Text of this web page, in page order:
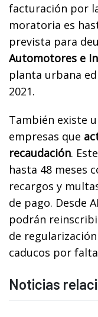
facturación por
moratoria es
prevista para
Automotores e
planta urbana
2021.
También existe
empresas que
recaudación.
hasta 48 meses
recargos y
de pago. Desde
podrán
de
caducos por
Noticias